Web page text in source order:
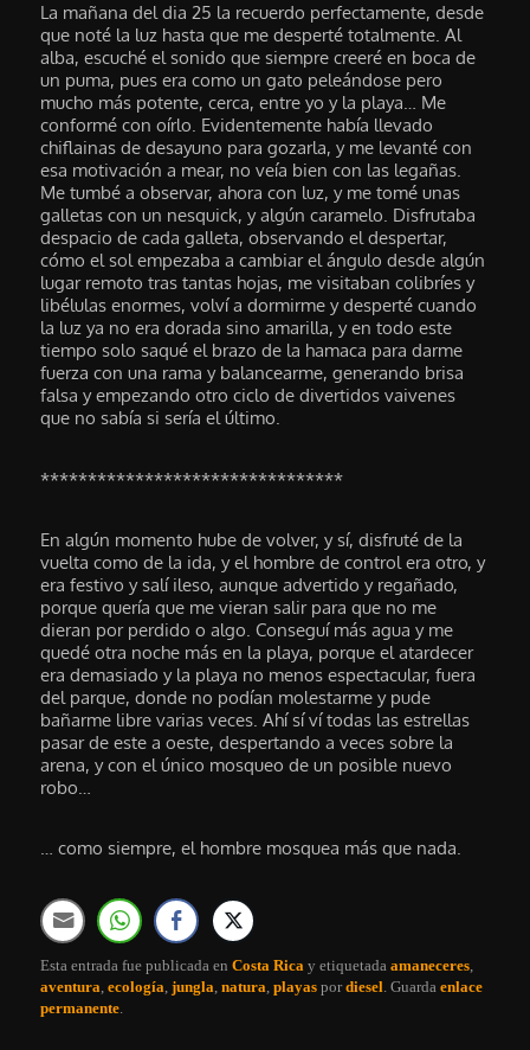
La mañana del dia 25 la recuerdo perfectamente, desde
que noté la luz hasta que me desperté totalmente. Al
alba, escuché el sonido que siempre creeré en boca de
un puma, pues era como un gato peleándose pero
mucho más potente, cerca, entre yo y la playa… Me
conformé con oírlo. Evidentemente había llevado
chiflainas de desayuno para gozarla, y me levanté con
esa motivación a mear, no veía bien con las legañas.
Me tumbé a observar, ahora con luz, y me tomé unas
galletas con un nesquick, y algún caramelo. Disfrutaba
despacio de cada galleta, observando el despertar,
cómo el sol empezaba a cambiar el ángulo desde algún
lugar remoto tras tantas hojas, me visitaban colibríes y
libélulas enormes, volví a dormirme y desperté cuando
la luz ya no era dorada sino amarilla, y en todo este
tiempo solo saqué el brazo de la hamaca para darme
fuerza con una rama y balancearme, generando brisa
falsa y empezando otro ciclo de divertidos vaivenes
que no sabía si sería el último.
********************************
En algún momento hube de volver, y sí, disfruté de la
vuelta como de la ida, y el hombre de control era otro, y
era festivo y salí ileso, aunque advertido y regañado,
porque quería que me vieran salir para que no me
dieran por perdido o algo. Conseguí más agua y me
quedé otra noche más en la playa, porque el atardecer
era demasiado y la playa no menos espectacular, fuera
del parque, donde no podían molestarme y pude
bañarme libre varias veces. Ahí sí ví todas las estrellas
pasar de este a oeste, despertando a veces sobre la
arena, y con el único mosqueo de un posible nuevo
robo…
… como siempre, el hombre mosquea más que nada.
Esta entrada fue publicada enCosta Rica y etiquetadaamaneceres
aventura ,ecología ,jungla ,natura ,playas pordiesel . Guardaenlace
permanente